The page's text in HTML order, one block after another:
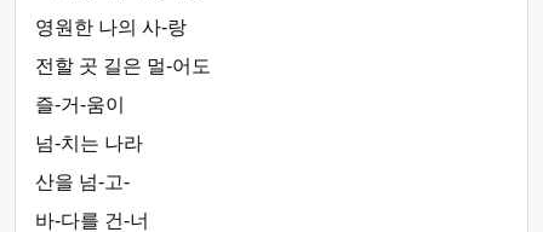
영원한 나의 사-랑
전할 곳 길은 멀-어도
즐-거-움이
넘-치는 나라
산을 넘-고-
바-다를 건-너